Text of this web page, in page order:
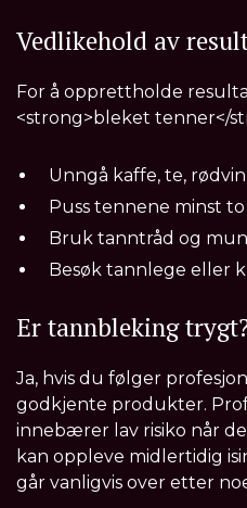
Vedlikehold av
For å opprettholde
<strong>bleket tenner</
Unngå kaffe, te,
Puss tennene minst
Bruk tanntråd og
Besøk tannlege eller
Er tannbleking
Ja, hvis du følger
godkjente produkter.
innebærer lav risiko når
kan oppleve midlertidig
går vanligvis over etter